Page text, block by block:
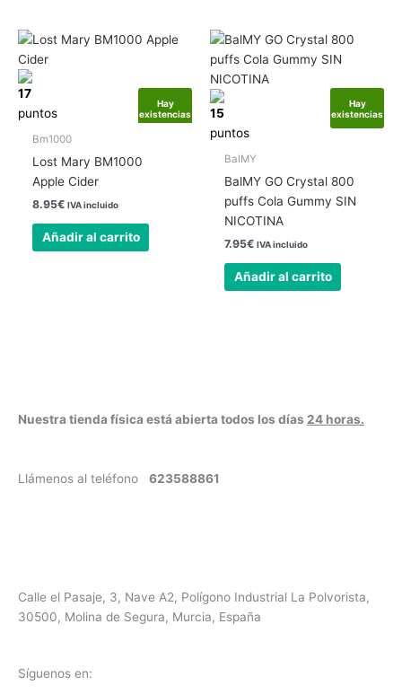
Hay
existencias
17
puntos
Bm1000
Lost Mary BM1000
Apple Cider
8.95€ IVA incluido
Añadir al carrito
Hay
existencias
15
puntos
BalMY
BalMY GO Crystal 800
puffs Cola Gummy SIN
NICOTINA
7.95€ IVA incluido
Añadir al carrito
Nuestra tienda física está abierta todos los días 24 horas.
Llámenos al teléfono 623588861
Calle el Pasaje, 3, Nave A2, Polígono Industrial La Polvorista,
30500, Molina de Segura, Murcia, España
Síguenos en: